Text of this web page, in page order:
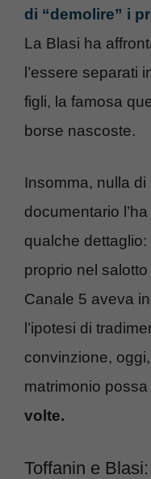
di “demolire” i
La Blasi ha
l’essere separati
figli, la famosa
borse nascoste.
Insomma, nulla di
documentario
qualche dettaglio:
proprio nel
Canale 5 aveva
l’ipotesi di
convinzione,
matrimonio
volte.
Toffanin e